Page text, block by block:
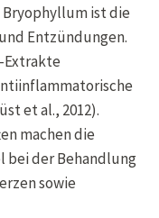
ist die
Entzündungen.
Extrakte
et al., 2012).
machen die
bei der Behandlung
sowie